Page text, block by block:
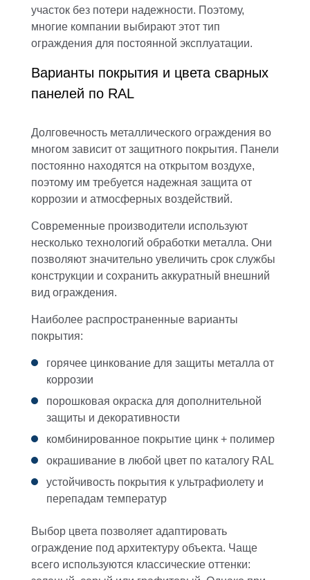
участок без потери надежности. Поэтому,
многие компании выбирают этот тип
ограждения для постоянной эксплуатации.
Варианты покрытия и цвета сварных
панелей по RAL
Долговечность металлического ограждения во
многом зависит от защитного покрытия. Панели
постоянно находятся на открытом воздухе,
поэтому им требуется надежная защита от
коррозии и атмосферных воздействий.
Современные производители используют
несколько технологий обработки металла. Они
позволяют значительно увеличить срок службы
конструкции и сохранить аккуратный внешний
вид ограждения.
Наиболее распространенные варианты
покрытия:
горячее цинкование для защиты металла от
коррозии
порошковая окраска для дополнительной
защиты и декоративности
комбинированное покрытие цинк + полимер
окрашивание в любой цвет по каталогу RAL
устойчивость покрытия к ультрафиолету и
перепадам температур
Выбор цвета позволяет адаптировать
ограждение под архитектуру объекта. Чаще
всего используются классические оттенки: